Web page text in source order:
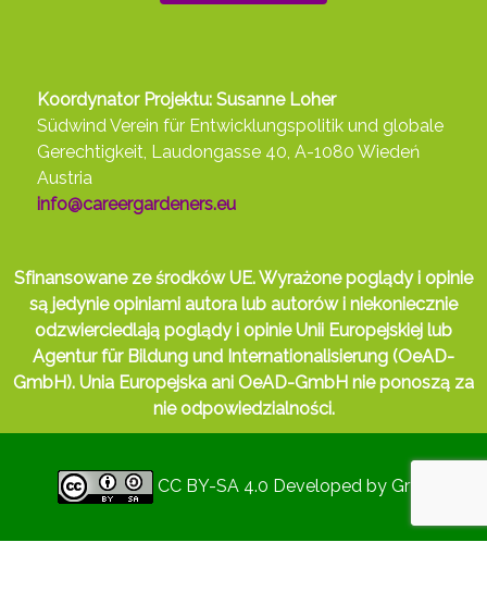
Koordynator Projektu: Susanne Loher
Südwind Verein für Entwicklungspolitik und globale
Gerechtigkeit, Laudongasse 40, A-1080 Wiedeń
Austria
info@careergardeners.eu
Sfinansowane ze środków UE. Wyrażone poglądy i opinie
są jedynie opiniami autora lub autorów i niekoniecznie
odzwierciedlają poglądy i opinie Unii Europejskiej lub
Agentur für Bildung und Internationalisierung (OeAD-
GmbH). Unia Europejska ani OeAD-GmbH nie ponoszą za
nie odpowiedzialności.
CC BY-SA 4.0 Developed by Gryd